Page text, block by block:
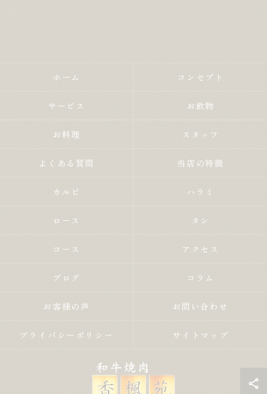
ホーム コンセプト
サービス お飲物
お料理 スタッフ
よくある質問 当店の特徴
カルビ ハラミ
ロース タン
コース アクセス
ブログ コラム
お客様の声 お問い合わせ
プライバシーポリシー サイトマップ